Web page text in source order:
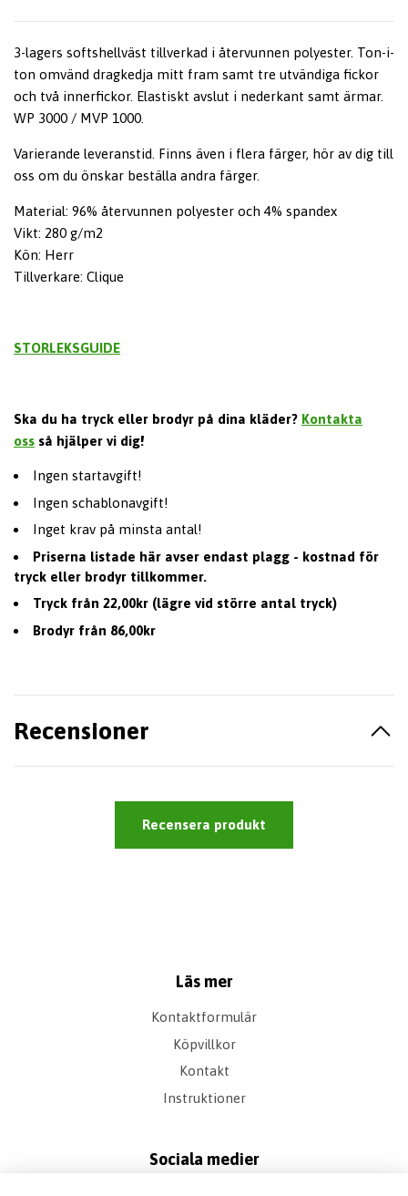
3-lagers softshellväst tillverkad i återvunnen polyester. Ton-i-
ton omvänd dragkedja mitt fram samt tre utvändiga fickor
och två innerfickor. Elastiskt avslut i nederkant samt ärmar.
WP 3000 / MVP 1000.
Varierande leveranstid. Finns även i flera färger, hör av dig till
oss om du önskar beställa andra färger.
Material: 96% återvunnen polyester och 4% spandex
Vikt: 280 g/m2
Kön: Herr
Tillverkare: Clique
STORLEKSGUIDE
Ska du ha tryck eller brodyr på dina kläder? Kontakta
oss så hjälper vi dig!
Ingen startavgift!
Ingen schablonavgift!
Inget krav på minsta antal!
Priserna listade här avser endast plagg - kostnad för
tryck eller brodyr tillkommer.
Tryck från 22,00kr (lägre vid större antal tryck)
Brodyr från 86,00kr
Recensioner
Recensera produkt
Läs mer
Kontaktformulär
Köpvillkor
Kontakt
Instruktioner
Sociala medier